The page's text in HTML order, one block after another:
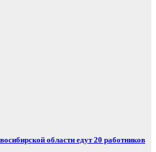
области едут 20 работников